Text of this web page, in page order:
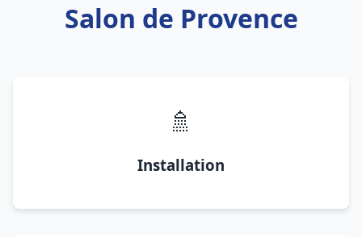
Salon de Provence
🚿
Installation